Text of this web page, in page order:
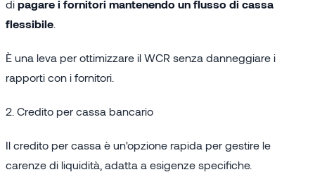
di pagare i fornitori mantenendo un flusso di cassa
flessibile
È una leva per ottimizzare il WCR senza danneggiare i
rapporti con i fornitori.
2. Credito per cassa bancario
Il credito per cassa è un'opzione rapida per gestire le
carenze di liquidità, adatta a esigenze specifiche.